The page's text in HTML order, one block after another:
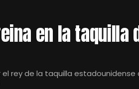
en la taquilla
el rey de la taquilla